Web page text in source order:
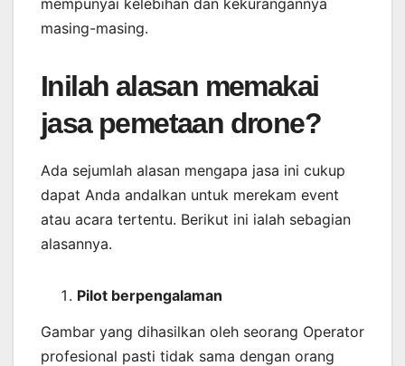
mempunyai kelebihan dan kekurangannya
masing-masing.
Inilah alasan memakai
jasa pemetaan drone?
Ada sejumlah alasan mengapa jasa ini cukup
dapat Anda andalkan untuk merekam event
atau acara tertentu. Berikut ini ialah sebagian
alasannya.
Pilot berpengalaman
Gambar yang dihasilkan oleh seorang Operator
profesional pasti tidak sama dengan orang